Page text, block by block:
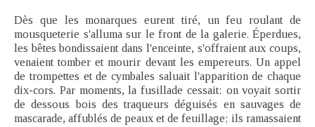
Dès que les monarques eurent tiré, un feu roulant de
mousqueterie s'alluma sur le front de la galerie. Éperdues,
les bêtes bondissaient dans l'enceinte, s'offraient aux coups,
venaient tomber et mourir devant les empereurs. Un appel
de trompettes et de cymbales saluait l'apparition de chaque
dix-cors. Par moments, la fusillade cessait: on voyait sortir
de dessous bois des traqueurs déguisés en sauvages de
mascarade, affublés de peaux et de feuillage; ils ramassaient